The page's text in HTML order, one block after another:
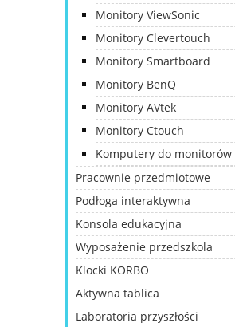
Monitory ViewSonic
Monitory Clevertouch
Monitory Smartboard
Monitory BenQ
Monitory AVtek
Monitory Ctouch
Komputery do monitorów
Pracownie przedmiotowe
Podłoga interaktywna
Konsola edukacyjna
Wyposażenie przedszkola
Klocki KORBO
Aktywna tablica
Laboratoria przyszłości